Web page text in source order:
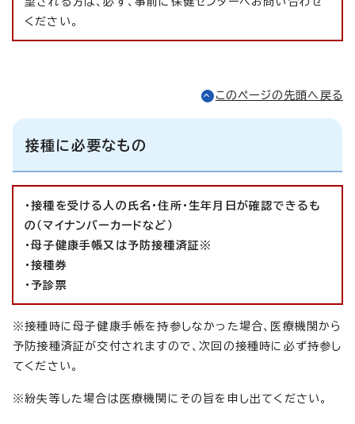
ください。
このページの先頭へ戻る
接種に必要なもの
・接種を受ける人の氏名・住所・生年月日が確認できるも
の（マイナンバーカードなど）
・母子健康手帳又は予防接種済証※
・接種券
・予診票
※接種時に母子健康手帳を持参しなかった場合、医療機関から
予防接種済証が交付されますので、次回の接種時に必ず持参し
てください。
※紛失等した場合は医療機関にその旨を申し出てください。